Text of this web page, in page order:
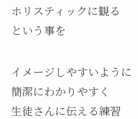
ホリスティックに観る
という事を
イメージしやすいように
簡潔にわかりやすく
生徒さんに伝える練習